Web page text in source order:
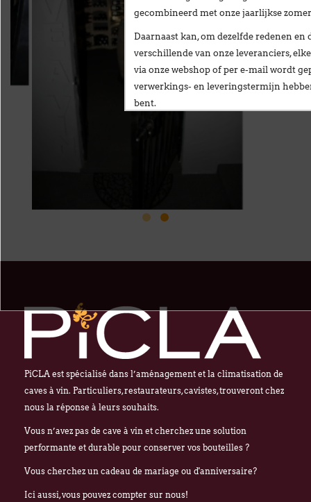
PiCLA est spécialisé dans l’aménagement et la climatisation de
caves à vin. Particuliers, restaurateurs, cavistes, trouveront chez
nous la réponse à leurs souhaits.
Vous n’avez pas de cave à vin et cherchez une solution
performante et durable pour conserver vos bouteilles ?
Vous cherchez un cadeau de mariage ou d'anniversaire?
Ici aussi, vous pouvez compter sur nous!
gecombineerd met onzejaarlijkse
Daarnaast kan, om dezelfde redenen
verschillende van onze leveranciers,
via onze webshop of per e-mailwordt
verwerkings- en leveringstermijn
bent.
te beperken en danken u oprecht voor
Nous vous informons que nos bureaux
Cette fermeture est liée au
qu'à notre
Par ailleurs, en raison de ces mêmes
fermeture estivale de plusieurs de nos
pourra subir un délai de
qu'à l'habitude.